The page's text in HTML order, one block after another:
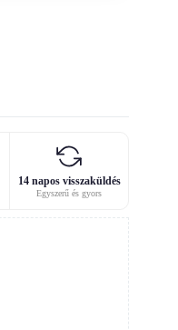
14 napos visszaküldés
Egyszerű és gyors